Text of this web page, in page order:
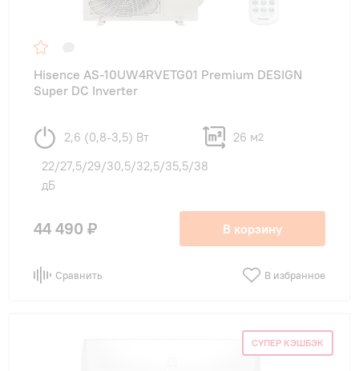
Hisence AS-10UW4RVETG01 Premium DESIGN
Super DC Inverter
2,6 (0,8-3,5) Вт 26 м2
22/27,5/29/30,5/32,5/35,5/38
дБ
44 490 ₽ В корзину
Сравнить В избранное
СУПЕР КЭШБЭК